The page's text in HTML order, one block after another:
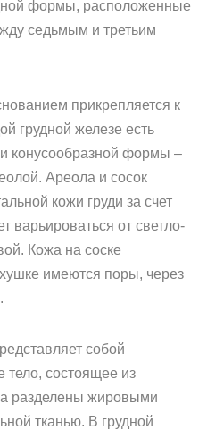
формы, расположенные
седьмым и третьим
прикрепляется к
грудной железе есть
конусообразной формы –
Ареола и сосок
кожи груди за счет
варьироваться от светло-
Кожа на соске
имеются поры, через
собой
тело, состоящее из
разделены жировыми
тканью. В грудной